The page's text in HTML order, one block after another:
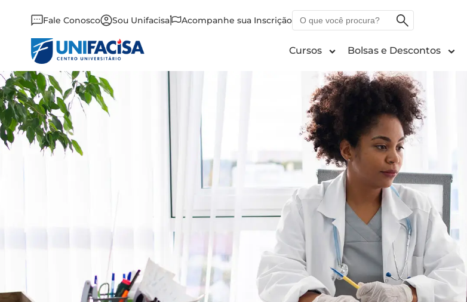
Fale Conosco Sou Unifacisa Acompanhe sua Inscrição
que
procura?
Cursos Bolsas e Descontos